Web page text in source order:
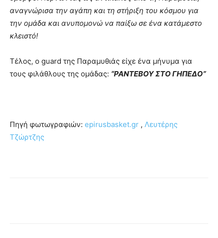
αναγνώρισα την αγάπη και τη στήριξη του κόσμου για
την ομάδα και ανυπομονώ να παίξω σε ένα κατάμεστο
κλειστό!
Τέλος, ο guard της Παραμυθιάς είχε ένα μήνυμα για
τους φιλάθλους της ομάδας: “ΡΑΝΤΕΒΟΥ ΣΤΟ ΓΗΠΕΔΟ”
Πηγή φωτωγραφιών: epirusbasket.gr , Λευτέρης
Τζώρτζης